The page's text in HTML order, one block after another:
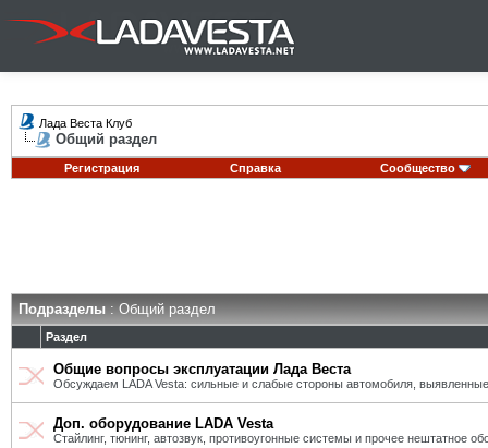
Лада Веста Клуб
Общий раздел
Регистрация Справка Сообщество
Подразделы: Общий раздел
Раздел
Общие вопросы эксплуатации Лада Веста
Обсуждаем LADA Vesta: сильные и слабые стороны автомобиля,
Доп. оборудование LADA Vesta
Стайлинг, тюнинг, автозвук, противоугонные системы и прочее нештатное